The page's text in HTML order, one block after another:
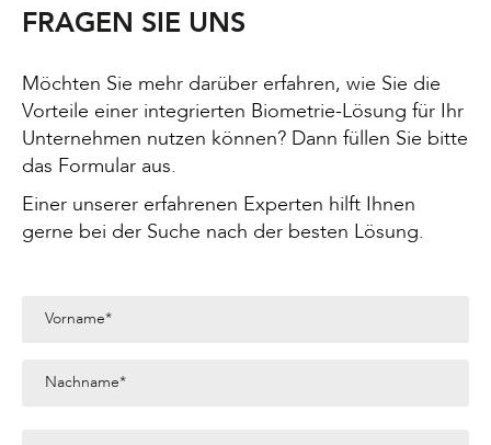
FRAGEN SIE UNS
Möchten Sie mehr darüber erfahren, wie Sie die
Vorteile einer integrierten Biometrie-Lösung für Ihr
Unternehmen nutzen können? Dann füllen Sie bitte
das Formular aus.
Einer unserer erfahrenen Experten hilft Ihnen
gerne bei der Suche nach der besten Lösung.